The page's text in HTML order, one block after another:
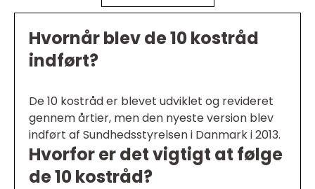
Hvornår blev de 10 kostråd
indført?
De 10 kostråd er blevet udviklet og revideret
gennem årtier, men den nyeste version blev
indført af Sundhedsstyrelsen i Danmark i 2013.
Hvorfor er det vigtigt at følge
de 10 kostråd?